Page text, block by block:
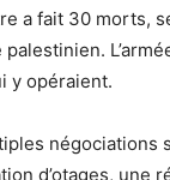
a fait 30 morts,
y opéraient.
négociations
d’otages, une